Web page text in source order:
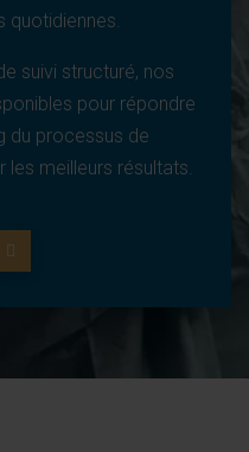
quotidiennes.
suivi structuré, nos
pour répondre
du processus de
les meilleurs résultats.